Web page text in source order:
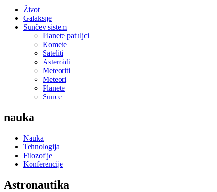
Život
Galaksije
Sunčev sistem
Planete patuljci
Komete
Sateliti
Asteroidi
Meteoriti
Meteori
Planete
Sunce
nauka
Nauka
Tehnologija
Filozofije
Konferencije
Astronautika